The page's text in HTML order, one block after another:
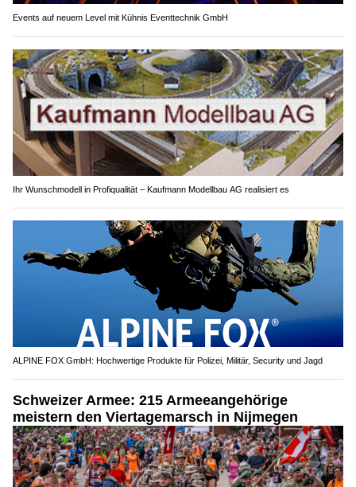
Events auf neuem Level mit Kühnis Eventtechnik GmbH
Ihr Wunschmodell in Profiqualität – Kaufmann Modellbau AG realisiert es
ALPINE FOX GmbH: Hochwertige Produkte für Polizei, Militär, Security und Jagd
Schweizer Armee: 215 Armeeangehörige
meistern den Viertagemarsch in Nijmegen